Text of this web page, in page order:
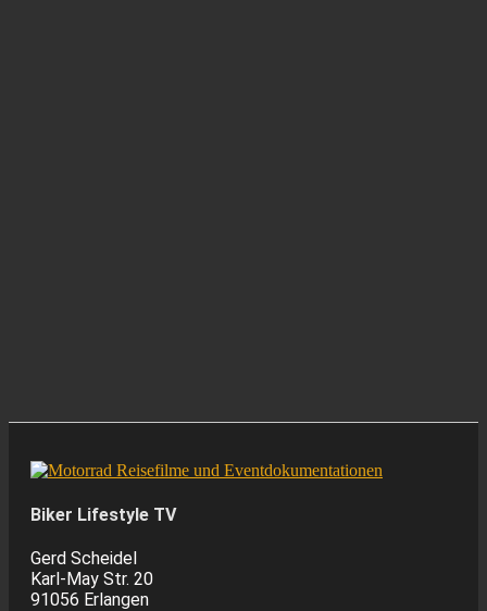
Biker Lifestyle TV
Gerd Scheidel
Karl-May Str. 20
91056 Erlangen